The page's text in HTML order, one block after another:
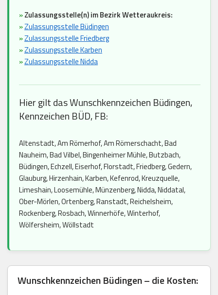
»Zulassungsstelle(n) im Bezirk Wetteraukreis:
»Zulassungsstelle Büdingen
»Zulassungsstelle Friedberg
»Zulassungsstelle Karben
»Zulassungsstelle Nidda
Hier gilt das Wunschkennzeichen Büdingen,
Kennzeichen BÜD, FB:
Altenstadt, Am Römerhof, Am Römerschacht, Bad
Nauheim, Bad Vilbel, Bingenheimer Mühle, Butzbach,
Büdingen, Echzell, Eiserhof, Florstadt, Friedberg, Gedern,
Glauburg, Hirzenhain, Karben, Kefenrod, Kreuzquelle,
Limeshain, Loosemühle, Münzenberg, Nidda, Niddatal,
Ober-Mörlen, Ortenberg, Ranstadt, Reichelsheim,
Rockenberg, Rosbach, Winnerhöfe, Winterhof,
Wölfersheim, Wöllstadt
Wunschkennzeichen Büdingen – die Kosten: